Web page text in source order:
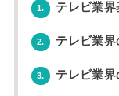
1. テレビ業界
2. テレビ業界
3. テレビ業